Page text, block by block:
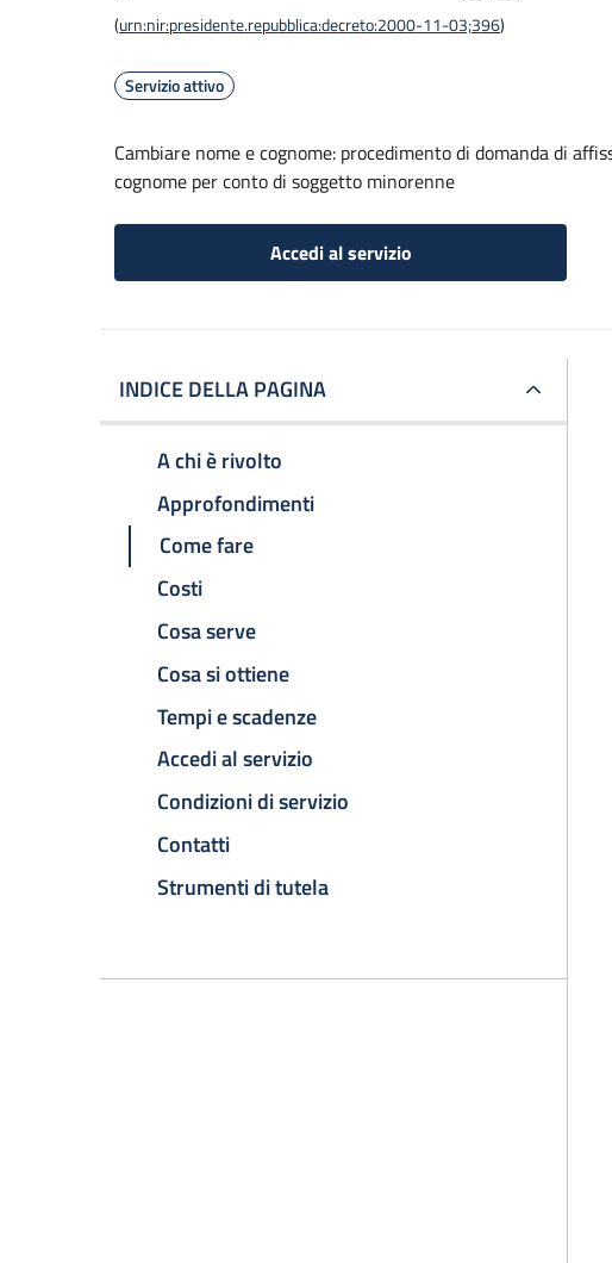
(urn:nir:presidente.repubblica:decreto:2000-11-03;396)
Servizio attivo
Cambiare nome e cognome: procedimento di domanda di
cognome per conto di soggetto minorenne
Accedi al servizio
INDICE DELLA PAGINA
A chi è rivolto
Approfondimenti
Come fare
Costi
Cosa serve
Cosa si ottiene
Tempi e scadenze
Accedi al servizio
Condizioni di servizio
Contatti
Strumenti di tutela